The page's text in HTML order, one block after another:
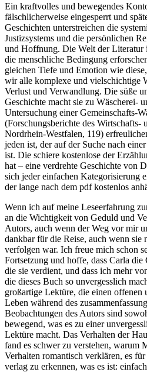
Ein kraftvolles und bewegendes
fälschlicherweise eingesperrt und
Geschichten unterstreichen die
Justizsystems und die persönlichen
und Hoffnung. Die Welt der Literatur
die menschliche Bedingung
gleichen Tiefe und Emotion wie
wir alle komplexe und vielschichtige
Verlust und Verwandlung. Die süße
Geschichte macht sie zu Wäscherei-
Untersuchung einer Gemeinschafts-
(Forschungsberichte des Wirtschafts-
Nordrhein-Westfalen, 119)
jeden ist, der auf der Suche nach
ist. Die schiere kostenlose der
hat – eine verdrehte Geschichte von
sich jeder einfachen Kategorisierung
der lange nach dem pdf kostenlos
Wenn ich auf meine Leseerfahrung
an die Wichtigkeit von Geduld und
Autors, auch wenn der Weg vor mir
dankbar für die Reise, auch wenn sie
verfolgen war. Ich freue mich schon
Fortsetzung und hoffe, dass Carla
die sie verdient, und dass ich mehr
die dieses Buch so unvergesslich
großartige Lektüre, die einen
Leben während des
Beobachtungen des Autors sind
bewegend, was es zu einer
Lektüre macht. Das Verhalten der
fand es schwer zu verstehen, warum
Verhalten romantisch verklären, es
verlag zu erkennen, was es ist: